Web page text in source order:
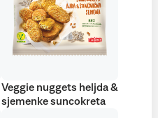
Veggie nuggets heljda &
sjemenke suncokreta